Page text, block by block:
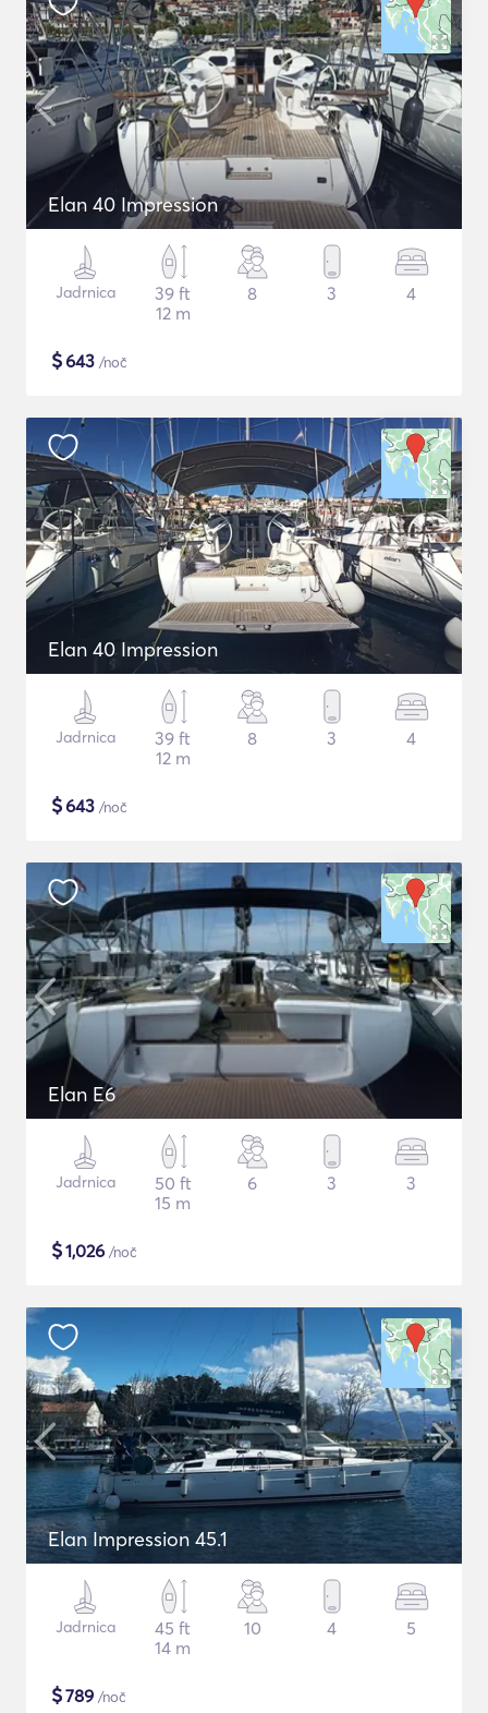
Elan 40 Impression
Jadrnica
39 ft
12 m
8 3 4
$643 /noč
Elan 40 Impression
Jadrnica
39 ft
12 m
8 3 4
$643 /noč
Elan E6
Jadrnica
50 ft
15 m
6 3 3
$1,026 /noč
Elan Impression 45.1
Jadrnica
45 ft
14 m
10 4 5
$789 /noč